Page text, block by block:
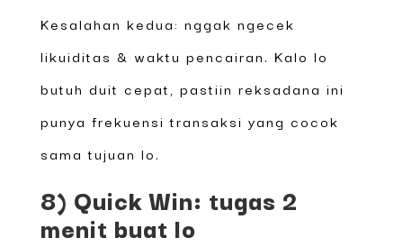
Kesalahan kedua: nggak ngecek
likuiditas & waktu pencairan. Kalo lo
butuh duit cepat, pastiin reksadana ini
punya frekuensi transaksi yang cocok
sama tujuan lo.
8) Quick Win: tugas 2
menit buat lo